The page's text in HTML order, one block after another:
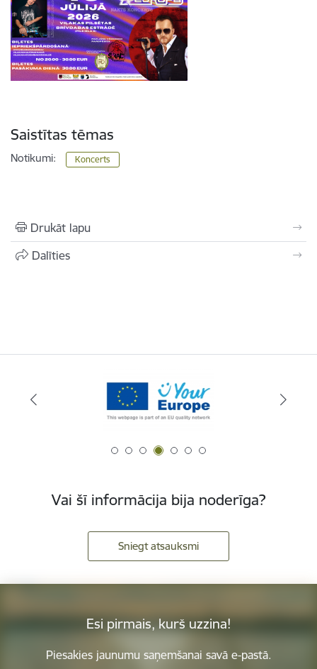
Saistītas tēmas
Notikumi: Koncerts
Drukāt lapu
Dalīties
Vai šī informācija bija noderīga?
Sniegt atsauksmi
Esi pirmais, kurš uzzina!
Piesakies jaunumu saņemšanai savā e-pastā.